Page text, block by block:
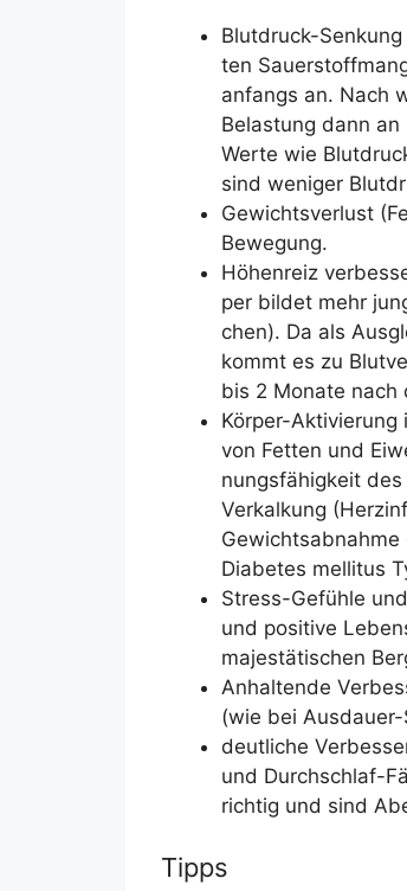
Blut­druck-
ten
anfangs an. Nach
Belas­tung dann an
Wer­te wie
sind weni­ger
Gewichts­ver­lust
Bewegung.
Höhen­reiz
per bil­det mehr
chen). Da als
kommt es zu
bis 2 Mona­te nach
Kör­per-
von Fet­ten und
nungs­fä­hig­keit
Ver­kal­kung
Dia­be­tes mel­li­tus
Stress-Gefüh­le
und posi­ti­ve
majes­tä­ti­schen
Anhal­ten­de
(wie bei
deut­li­che
und Durch­schlaf-
rich­tig und sind
Tipps